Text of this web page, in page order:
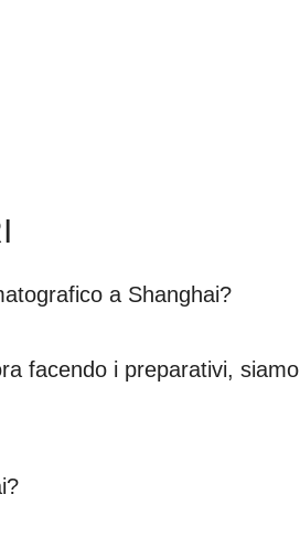
a Shanghai?
facendo i preparativi, siamo